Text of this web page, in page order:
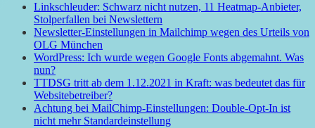
Linkschleuder: Schwarz nicht nutzen, 11 Heatmap-Anbieter,
Stolperfallen bei Newslettern
Newsletter-Einstellungen in Mailchimp wegen des Urteils von
OLG München
WordPress: Ich wurde wegen Google Fonts abgemahnt. Was
nun?
TTDSG tritt ab dem 1.12.2021 in Kraft: was bedeutet das für
Websitebetreiber?
Achtung bei MailChimp-Einstellungen: Double-Opt-In ist
nicht mehr Standardeinstellung